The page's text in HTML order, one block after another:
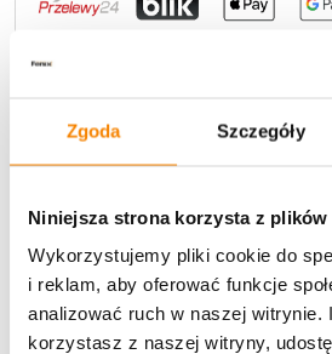
Zgoda Szczegóły
Niniejsza strona korzysta z plików
Wykorzystujemy pliki cookie do
i reklam, aby oferować funkcje
analizować ruch w naszej witrynie.
korzystasz z naszej witryny,
Potrzebujesz większą ilość?
Polecamy:
Znicz solarny Akryl 3D tuba złota